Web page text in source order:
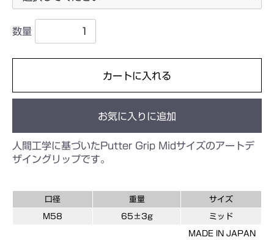
数量
カートに入れる
お気に入りに追加
人間工学に基づいたPutter Grip Midサイズのアートデ
ザイングリップです。
口径 重量 サイズ
M58 65±3g ミッド
MADE IN JAPAN